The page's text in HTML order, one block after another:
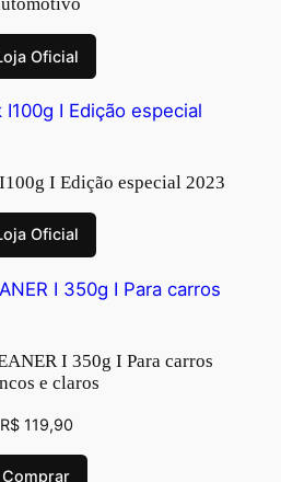
Oficial
I Edição especial 2023
Oficial
I 350g I Para carros
e claros
R$119,90
Comprar